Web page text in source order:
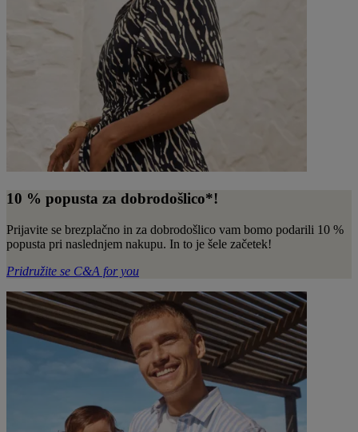
10 % popusta za dobrodošlico*! ​​
Prijavite se brezplačno in za dobrodošlico vam bomo podarili 10 %
popusta pri naslednjem nakupu. In to je šele začetek!
Pridružite se C&A for you